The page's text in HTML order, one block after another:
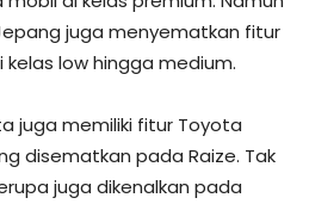
juga menyematkan fitur
low hingga medium.
juga memiliki fitur Toyota
disematkan pada Raize. Tak
juga dikenalkan pada